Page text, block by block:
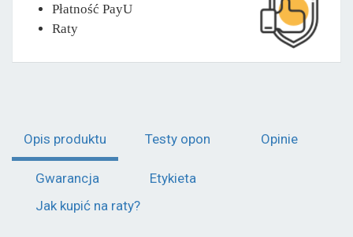
Płatność PayU
Raty
Opis produktu Testy opon Opinie
Gwarancja
Etykieta
Jak kupić na raty?